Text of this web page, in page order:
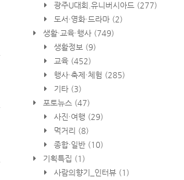
광주U대회.유니버시아드 (277)
도서·영화·드라마 (2)
생활·교육·행사 (749)
생활정보 (9)
교육 (452)
행사·축제·체험 (285)
기타 (3)
포토뉴스 (47)
사진·여행 (29)
먹거리 (8)
종합·일반 (10)
기획특집 (1)
사람의향기_인터뷰 (1)